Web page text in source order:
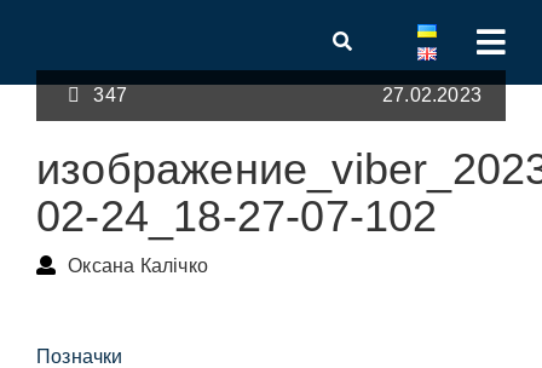
347 27.02.2023
02-24_18-27-07-102
Оксана Калічко
Позначки